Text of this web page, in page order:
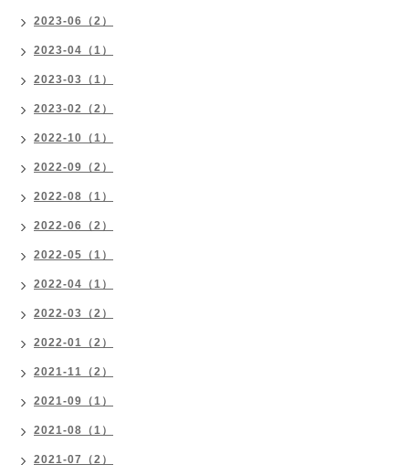
2023-06（2）
2023-04（1）
2023-03（1）
2023-02（2）
2022-10（1）
2022-09（2）
2022-08（1）
2022-06（2）
2022-05（1）
2022-04（1）
2022-03（2）
2022-01（2）
2021-11（2）
2021-09（1）
2021-08（1）
2021-07（2）